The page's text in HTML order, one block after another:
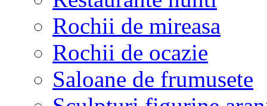
Rochii de mireasa
Rochii de ocazie
Saloane de frumusete